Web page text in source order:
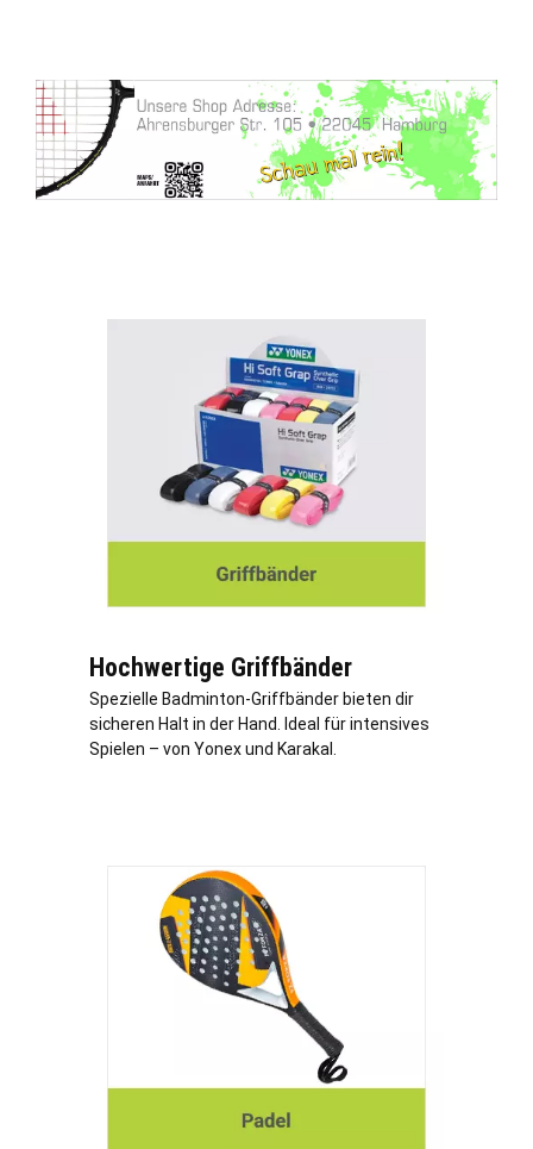
Hochwertige Griffbänder
Spezielle Badminton-Griffbänder bieten dir
sicheren Halt in der Hand. Ideal für intensives
Spielen – von Yonex und Karakal.